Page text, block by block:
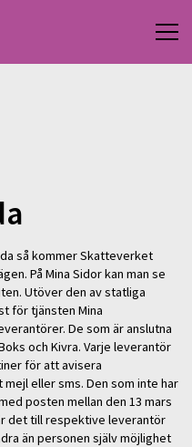
så kommer Skatteverket
På Mina Sidor kan man se
Utöver den av statliga
för tjänsten Mina
De som är anslutna
och Kivra. Varje leverantör
för att avisera
eller sms. Den som inte har
posten mellan den 13 mars
det till respektive leverantör
än personen själv möjlighet